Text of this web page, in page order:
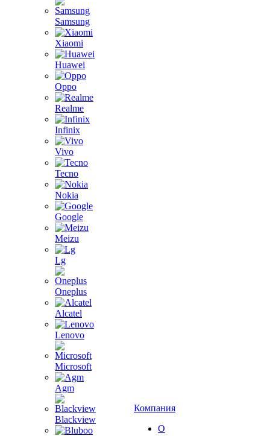
Samsung
Xiaomi
Huawei
Oppo
Realme
Infinix
Vivo
Tecno
Nokia
Google
Meizu
Lg
Oneplus
Alcatel
Lenovo
Microsoft
Agm
Blackview
Компания
О